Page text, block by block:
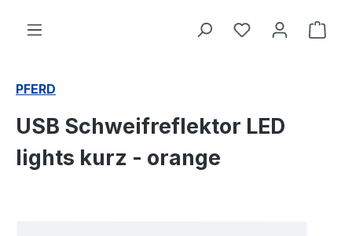
Du hast 0
PFERD
USB Schweifreflektor LED
lights kurz - orange